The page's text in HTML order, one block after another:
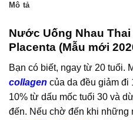
Mô tả
Nước Uống Nhau
Placenta (Mẫu mới
Bạn có biết, ngay từ 20 tuổi.
collagen của da đều giảm đi
10% từ dấu mốc tuổi 30 và
đến. Nếu chờ đến khi những